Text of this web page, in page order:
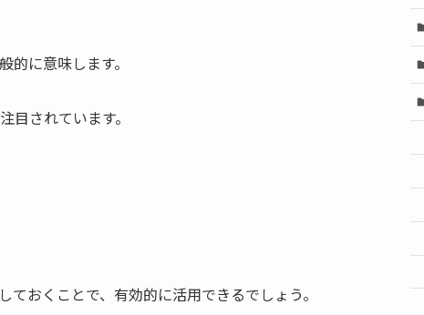
に意味します。
目されています。
おくことで、有効的に活用できるでしょう。